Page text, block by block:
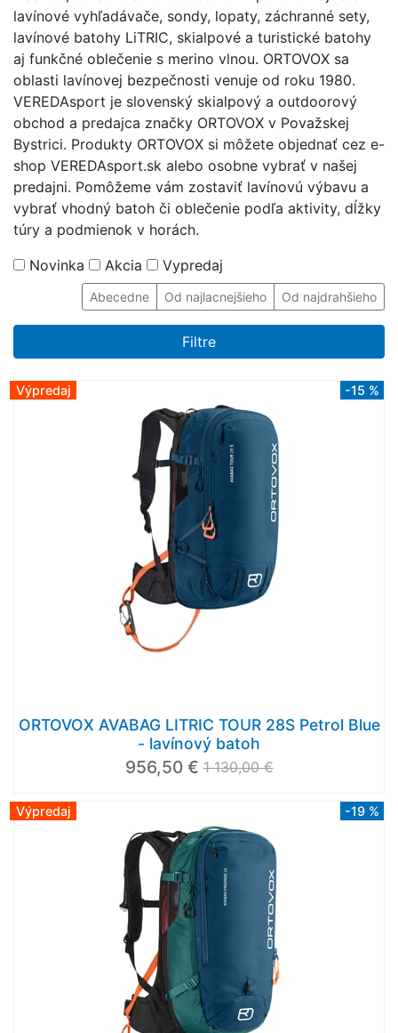
lavínové vyhľadávače, sondy, lopaty, záchranné sety,
lavínové batohy LiTRIC, skialpové a turistické batohy
aj funkčné oblečenie s merino vlnou. ORTOVOX sa
oblasti lavínovej bezpečnosti venuje od roku 1980.
VEREDAsport je slovenský skialpový a outdoorový
obchod a predajca značky ORTOVOX v Považskej
Bystrici. Produkty ORTOVOX si môžete objednať cez e-
shop VEREDAsport.sk alebo osobne vybrať v našej
predajni. Pomôžeme vám zostaviť lavínovú výbavu a
vybrať vhodný batoh či oblečenie podľa aktivity, dĺžky
túry a podmienok v horách.
Novinka
Akcia Vypredaj
Abecedne Od najlacnejšieho Od najdrahšieho
Filtre
Výpredaj -15 %
ORTOVOX AVABAG LITRIC TOUR 28S Petrol Blue
- lavínový batoh
956,50 € 1 130,00 €
Výpredaj -19 %